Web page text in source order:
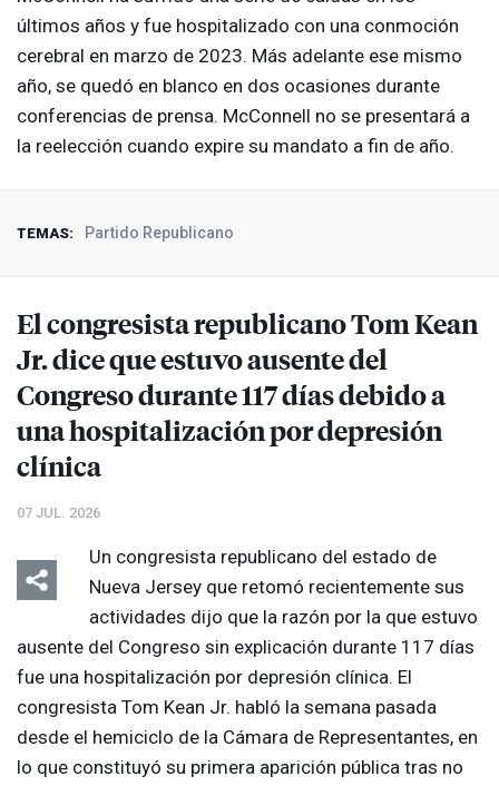
últimos años y fue hospitalizado con una conmoción
cerebral en marzo de 2023. Más adelante ese mismo
año, se quedó en blanco en dos ocasiones durante
conferencias de prensa. McConnell no se presentará a
la reelección cuando expire su mandato a fin de año.
TEMAS: Partido Republicano
El congresista republicano Tom Kean
Jr. dice que estuvo ausente del
Congreso durante 117 días debido a
una hospitalización por depresión
clínica
07 JUL. 2026
Un congresista republicano del estado de
Nueva Jersey que retomó recientemente sus
actividades dijo que la razón por la que estuvo
ausente del Congreso sin explicación durante 117 días
fue una hospitalización por depresión clínica. El
congresista Tom Kean Jr. habló la semana pasada
desde el hemiciclo de la Cámara de Representantes, en
lo que constituyó su primera aparición pública tras no